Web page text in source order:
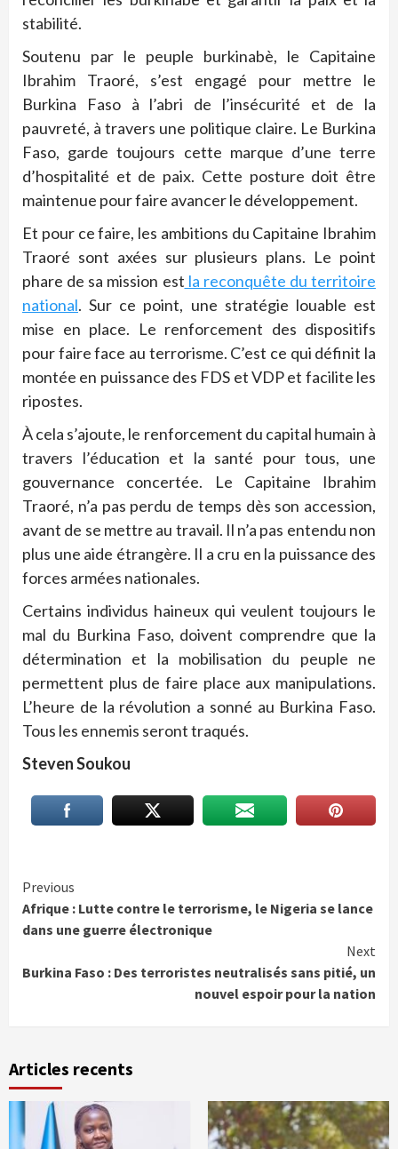
stabilité.
Soutenu par le peuple burkinabè, le Capitaine
Ibrahim Traoré, s’est engagé pour mettre le
Burkina Faso à l’abri de l’insécurité et de la
pauvreté, à travers une politique claire. Le Burkina
Faso, garde toujours cette marque d’une terre
d’hospitalité et de paix. Cette posture doit être
maintenue pour faire avancer le développement.
Et pour ce faire, les ambitions du Capitaine Ibrahim
Traoré sont axées sur plusieurs plans. Le point
phare de sa mission est la reconquête du territoire
national. Sur ce point, une stratégie louable est
mise en place. Le renforcement des dispositifs
pour faire face au terrorisme. C’est ce qui définit la
montée en puissance des FDS et VDP et facilite les
ripostes.
À cela s’ajoute, le renforcement du capital humain à
travers l’éducation et la santé pour tous, une
gouvernance concertée. Le Capitaine Ibrahim
Traoré, n’a pas perdu de temps dès son accession,
avant de se mettre au travail. Il n’a pas entendu non
plus une aide étrangère. Il a cru en la puissance des
forces armées nationales.
Certains individus haineux qui veulent toujours le
mal du Burkina Faso, doivent comprendre que la
détermination et la mobilisation du peuple ne
permettent plus de faire place aux manipulations.
L’heure de la révolution a sonné au Burkina Faso.
Tous les ennemis seront traqués.
Steven Soukou
Continue
Reading
Previous
Afrique : Lutte contre le terrorisme, le Nigeria se lance
dans une guerre électronique
Next
Burkina Faso : Des terroristes neutralisés sans pitié, un
nouvel espoir pour la nation
Articles recents